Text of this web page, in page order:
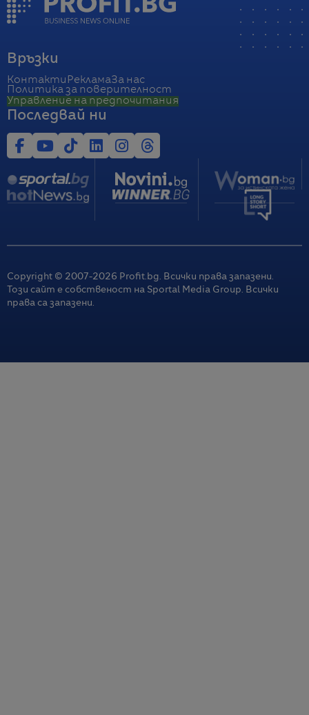
Връзки
Контакти РекламаЗа нас
Политика за поверителност
Управление на предпочитания
Последвай ни
Copyright © 2007-2026 Profit.bg. Всички права запазени.
Този сайт е собственост на Sportal Media Group. Всички
права са запазени.